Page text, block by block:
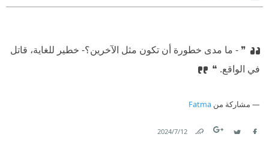
❞ - ما مدى خطورة أن تكون مثل الآخرين؟⁠‫- خطير للغاية، قاتل
في الواقع. ❝
مشاركة من Fatma
12‏/7‏/2024